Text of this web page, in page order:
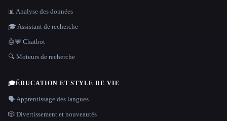
📊 Analyse des données
🎓 Assistant de recherche
🤖💬 Chatbot
🔍 Moteurs de recherche
🎓ÉDUCATION ET STYLE DE VIE
🗣️ Apprentissage des langues
🎲 Divertissement et nouveautés